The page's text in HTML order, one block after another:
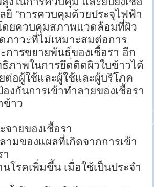
ยี "การควบคุมด้วยประจุไฟฟ้า
ดยควบคุมสภาพแวดล้อมที่ผิว
ภาวะที่ไม่เหมาะสมต่อการ
การขยายพันธุ์ของเชื้อรา อีก
ธิภาพในการยึดติดผิวใบข้าวได้
อผู้ใช้และผู้ใช้และผู้บริโภค
งกันการเข้าทำลายของเชื้อรา
ข้าว
จายของเชื้อรา
ามของแผลที่เกิดจากการเข้า
า
โรคเพิ่มขึ้น เมื่อใช้เป็นประจำ